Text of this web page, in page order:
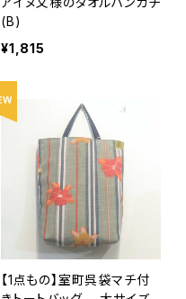
(B)
¥1,815
【1点もの】室町呉袋マチ付